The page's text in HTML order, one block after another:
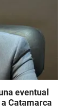
eventual
Catamarca